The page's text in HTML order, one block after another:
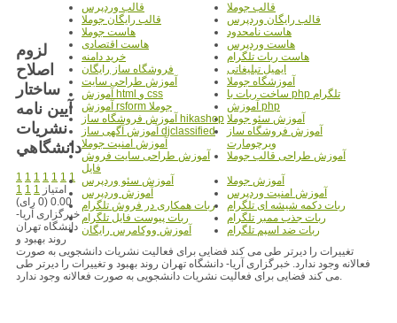
قالب جوملا
قالب وردپرس
قالب رایگان وردپرس
قالب رایگان جوملا
هاست نامحدود
هاست جوملا
هاست وردپرس
هاست اقتصادی
هاست ربات تلگرام
خرید دامنه
ایمیل تبلیغاتی
فروشگاه ساز رایگان
آموزشگاه جوملا
آموزش طراحی سایت
ساخت ربات با php تلگرام
آموزش html و css
آموزش php
آموزش rsform جوملا
آموزش سئو جوملا آموزش فروشگاه ساز hikashop
آموزش فروشگاه ساز
ویرچومارت
آموزش آگهی ساز djclassified
آموزش امنیت جوملا
آموزش طراحی قالب جوملا
آموزش طراحی سایت فروش
فایل
آموزش جوملا
آموزش سئو وردپرس
آموزش امنیت وردپرس
آموزش وردپرس
ربات دکمه شیشه ای تلگرام
ربات همکاری در فروش تلگرام
ربات جذب ممبر تلگرام
ربات پیوست فایل تلگرام
ربات ضد اسپم تلگرام
آموزش ووکامرس رایگان
لزوم
اصلاح
ساختار
آيين نامه
نشريات
دانشگاهي
1 1 1 1 1 1 1
1 1 1 امتیاز
0.00 (0 رای)
خبرگزاری آریا-
دانشگاه تهران
روند بهبود و
تغییرات را دیرتر طی می کند فضایی برای فعالیت نشریات دانشجویی به صورت
فعالانه وجود ندارد. خبرگزاری آریا- دانشگاه تهران روند بهبود و تغییرات را دیرتر طی
می کند فضایی برای فعالیت نشریات دانشجویی به صورت فعالانه وجود ندارد.